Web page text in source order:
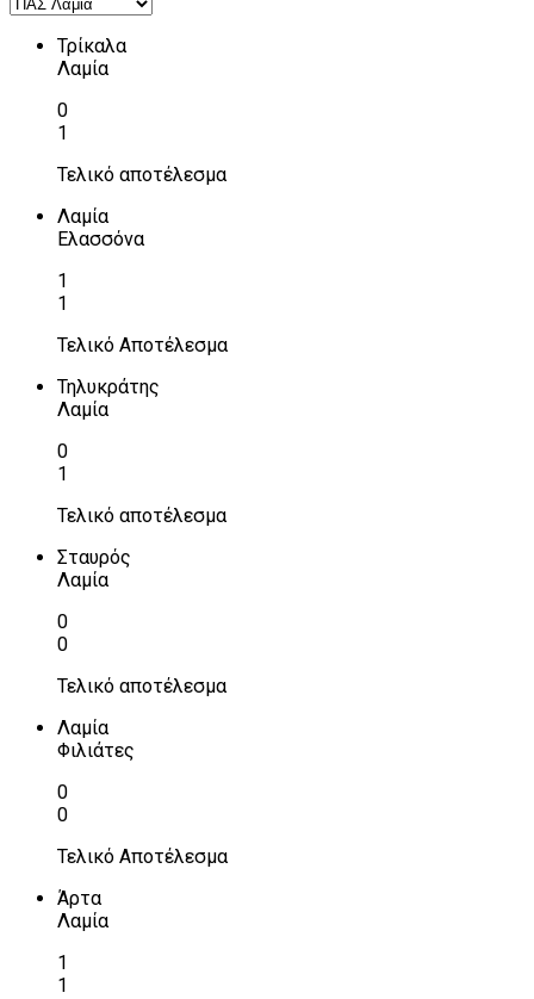
Τρίκαλα
Λαμία
0
1
Τελικό αποτέλεσμα
Λαμία
Ελασσόνα
1
1
Τελικό Αποτέλεσμα
Τηλυκράτης
Λαμία
0
1
Τελικό αποτέλεσμα
Σταυρός
Λαμία
0
0
Τελικό αποτέλεσμα
Λαμία
Φιλιάτες
0
0
Τελικό Αποτέλεσμα
Άρτα
Λαμία
1
1